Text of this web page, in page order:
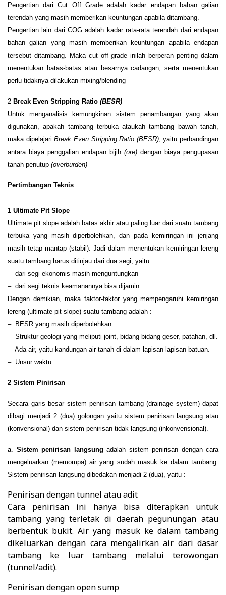
Pengertian dariCut Off Grade adalah kadar endapan bahan galian
terendah yang masih memberikan keuntungan apabila ditambang.
Pengertian lain dari COG adalah kadar rata-rata terendah dari endapan
bahan galian yang masih memberikan keuntungan apabila endapan
tersebut ditambang. Maka cut off grade inilah berperan penting dalam
menentukan batas-batas atau besarnya cadangan, serta menentukan
perlu tidaknya dilakukan mixing/blending
2 Break Even Stripping Ratio (BESR)
Untuk menganalisis kemungkinan sistem penambangan yang akan
digunakan, apakah tambang terbuka ataukah tambang bawah tanah,
maka dipelajariBreak Even Stripping Ratio (BESR), yaitu perbandingan
antara biaya penggalian endapan bijih (ore) dengan biaya pengupasan
tanah penutup (overburden)
Pertimbangan Teknis
1 Ultimate Pit S lope
Ultimate pit slope adalah batas akhir atau paling luar dari suatu tambang
terbuka yang masih diperbolehkan, dan pada kemiringan ini jenjang
masih tetap mantap (stabil). Jadi dalam menentukan kemiringan lereng
suatu tambang harus ditinjau dari dua segi, yaitu :
– dari segi ekonomis masih menguntungkan
– dari segi teknis keamanannya bisa dijamin.
Dengan demikian, maka faktor-faktor yang mempengaruhi kemiringan
lereng (ultimate pit slope) suatu tambang adalah :
– BESR yang masih diperbolehkan
– Struktur geologi yang meliputi joint, bidang-bidang geser, patahan, dll.
– Ada air, yaitu kandungan air tanah di dalam lapisan-lapisan batuan.
– Unsur waktu
2 Sistem Pinirisan
Secara garis besar sistem penirisan tambang (drainage system) dapat
dibagi menjadi 2 (dua) golongan yaitu sistem penirisan langsung atau
(konvensional) dan sistem penirisan tidak langsung (inkonvensional).
a Sistem penirisan langsung adalah sistem penirisan dengan cara
mengeluarkan (memompa) air yang sudah masuk ke dalam tambang.
Sistem penirisan langsung dibedakan menjadi 2 (dua), yaitu :
Penirisan dengan tunnel atau adit
Cara penirisan ini hanya bisa diterapkan untuk
tambang yang terletak di daerah pegunungan atau
berbentuk bukit. Air yang masuk ke dalam tambang
dikeluarkan dengan cara mengalirkan air dari dasar
tambang ke luar tambang melalui terowongan
(tunnel/adit).
Penirisan dengan open sump